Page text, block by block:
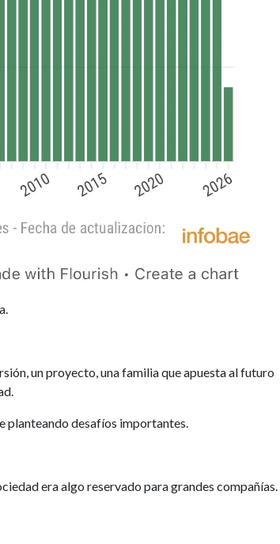
un proyecto, una familia que apuesta al futuro
planteando desafíos importantes.
era algo reservado para grandes compañías.